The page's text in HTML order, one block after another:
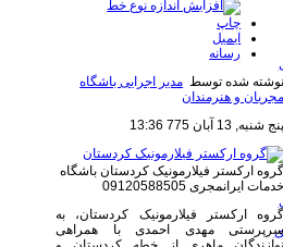
چاپ
ایمیل
رسانه
شده توسط مدیر اجرایی باشگاه
و هنرمندان
پنج شنبه, 13 آبان 775 13:36
گروه ارکستر فیلارمونیک کردستان باشگاه
خدمات ایرانمجری 09120588505
گروه ارکستر فیلارمونیک کردستان، به
سرپرستی مهدی احمدی با همراهی